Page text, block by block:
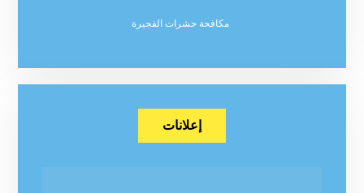
مكافحة حشرات الفجيرة
إعلانات